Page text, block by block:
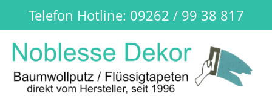
Telefon Hotline: 09262 / 99 38 817